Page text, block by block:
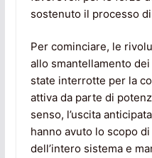
sostenuto il processo
Per cominciare, le
allo smantellamento
state interrotte per la
attiva da parte di
senso, l’uscita
hanno avuto lo scopo
dell’intero sistema e